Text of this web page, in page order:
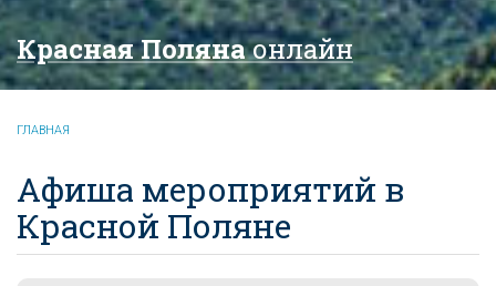
Красная Полянаонлайн
ГЛАВНАЯ
Афиша мероприятий в
Красной Поляне